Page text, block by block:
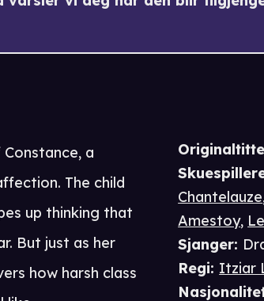
Chantelauze
Amestoy,
Sjanger:
Regi: Itziar
a
The child
up thinking that
But just as her
how harsh class